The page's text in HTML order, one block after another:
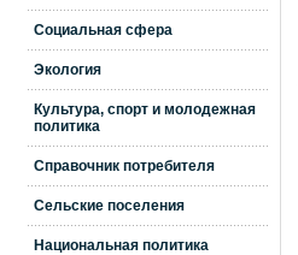
Социальная сфера
Экология
Культура, спорт и молодежная
политика
Справочник потребителя
Сельские поселения
Национальная политика